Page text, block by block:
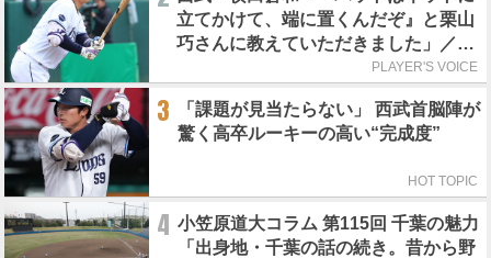
立てかけて、端に置くんだぞ』と栗山
巧さんに教えていただきました」／憧
PLAYER'S VOICE
3
「課題が見当たらない」 西武首脳陣が
驚く高卒ルーキーの高い“完成度”
HOT TOPIC
4 小笠原道大コラム 第115回 千葉の魅力
「出身地・千葉の話の続き。昔から野